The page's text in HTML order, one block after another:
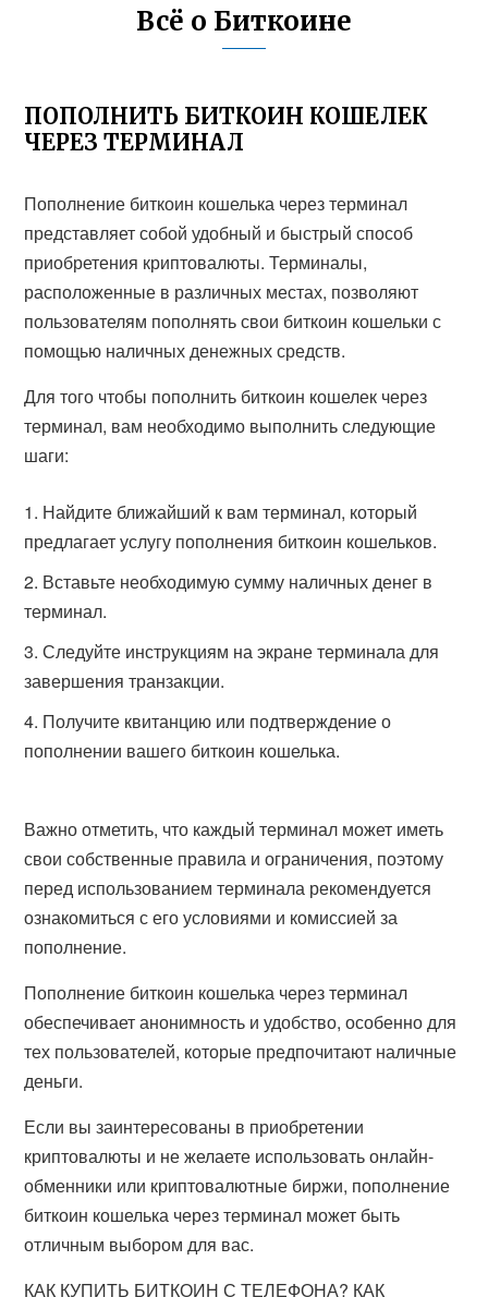
Всё о Биткоине
ПОПОЛНИТЬ БИТКОИН КОШЕЛЕК
ЧЕРЕЗ ТЕРМИНАЛ
Пополнение биткоин кошелька через терминал
представляет собой удобный и быстрый способ
приобретения криптовалюты. Терминалы,
расположенные в различных местах, позволяют
пользователям пополнять свои биткоин кошельки с
помощью наличных денежных средств.
Для того чтобы пополнить биткоин кошелек через
терминал, вам необходимо выполнить следующие
шаги:
Найдите ближайший к вам терминал, который
предлагает услугу пополнения биткоин кошельков.
Вставьте необходимую сумму наличных денег в
терминал.
Следуйте инструкциям на экране терминала для
завершения транзакции.
Получите квитанцию или подтверждение о
пополнении вашего биткоин кошелька.
Важно отметить, что каждый терминал может иметь
свои собственные правила и ограничения, поэтому
перед использованием терминала рекомендуется
ознакомиться с его условиями и комиссией за
пополнение.
Пополнение биткоин кошелька через терминал
обеспечивает анонимность и удобство, особенно для
тех пользователей, которые предпочитают наличные
деньги.
Если вы заинтересованы в приобретении
криптовалюты и не желаете использовать онлайн-
обменники или криптовалютные биржи, пополнение
биткоин кошелька через терминал может быть
отличным выбором для вас.
КАК КУПИТЬ БИТКОИН С ТЕЛЕФОНА? КАК